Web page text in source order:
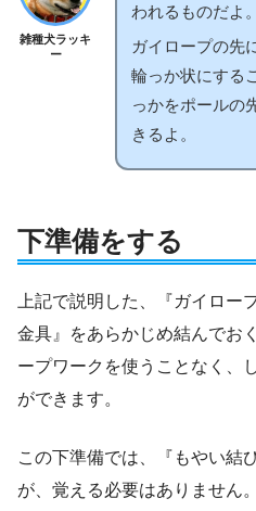
雑種犬ラッキ
ー
われるものだよ。
ガイロープの先
輪っか状にする
っかをポールの
きるよ。
下準備をする
上記で説明した、『ガイロー
金具』をあらかじめ結んでお
ープワークを使うことなく、
ができます。
この下準備では、『もやい結
が、覚える必要はありません。